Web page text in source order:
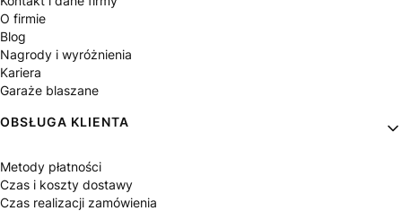
O firmie
Blog
Nagrody i wyróżnienia
Kariera
Garaże blaszane
OBSŁUGA KLIENTA
Metody płatności
Czas i koszty dostawy
Czas realizacji zamówienia